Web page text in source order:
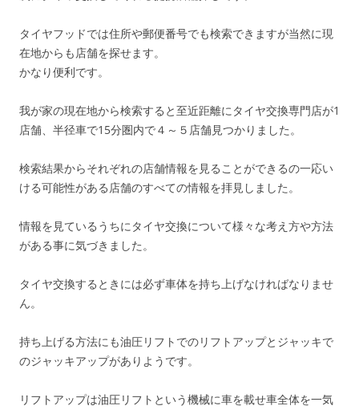
タイヤフッドでは住所や郵便番号でも検索できますが当然に現
在地からも店舗を探せます。
かなり便利です。
我が家の現在地から検索すると至近距離にタイヤ交換専門店が1
店舗、半径車で15分圏内で４～５店舗見つかりました。
検索結果からそれぞれの店舗情報を見ることができるの一応い
ける可能性がある店舗のすべての情報を拝見しました。
情報を見ているうちにタイヤ交換について様々な考え方や方法
がある事に気づきました。
タイヤ交換するときには必ず車体を持ち上げなければなりませ
ん。
持ち上げる方法にも油圧リフトでのリフトアップとジャッキで
のジャッキアップがありようです。
リフトアップは油圧リフトという機械に車を載せ車全体を一気